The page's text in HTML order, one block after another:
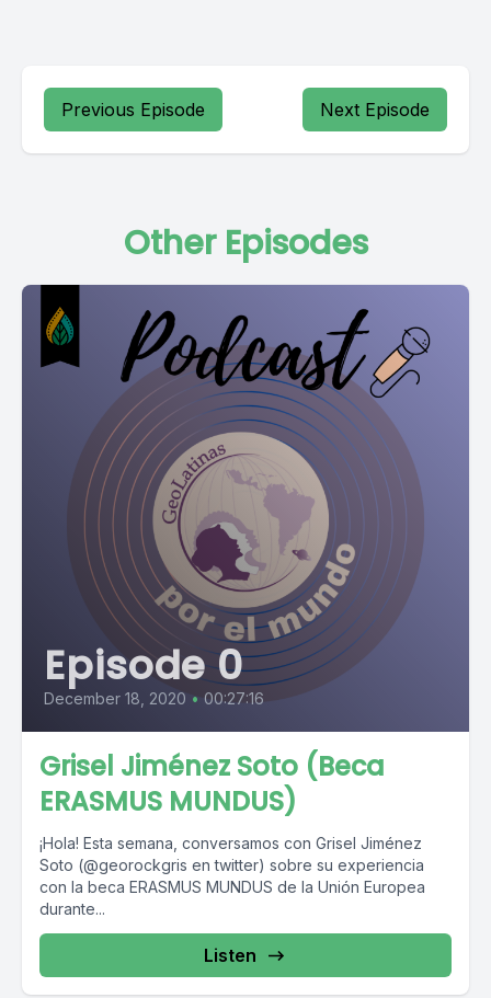
Previous Episode Next Episode
Other Episodes
Episode 0
December 18, 2020 • 00:27:16
Grisel Jiménez Soto (Beca
ERASMUS MUNDUS)
¡Hola! Esta semana, conversamos con Grisel Jiménez
Soto (@georockgris en twitter) sobre su experiencia
con la beca ERASMUS MUNDUS de la Unión Europea
durante...
Listen